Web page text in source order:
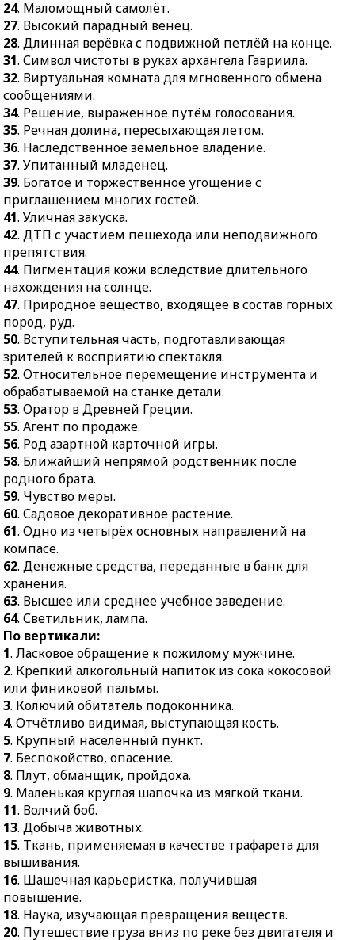
32.Виртуальная комната
для мгновенного обмена
сообщениями.
34.Решение,
выраженное путём
голосования.
35.Речная долина,
пересыхающая летом.
36.Наследственное
земельное владение.
37.Упитанный
младенец.
39.Богатое и
торжественное
угощение с
приглашением многих
гостей.
41.Уличная закуска.
42.ДТП с участием
пешехода или
неподвижного
препятствия.
44.Пигментация кожи
вследствие длительного
нахождения на солнце.
47.Природное
вещество, входящее в
состав горных пород,
руд.
50.Вступительная часть,
подготавливающая
зрителей к восприятию
спектакля.
52.Относительное
перемещение
инструмента и
обрабатываемой на
станке детали.
53.Оратор в Древней
Греции.
55.Агент по продаже.
56.Род азартной
карточной игры.
58.Ближайший
непрямой родственник
после родного брата.
59.Чувство меры.
60.Садовое
декоративное растение.
26.
вечнозелёное дерево.
27.Язва на кончике
языка.
29.Размер предмета,
обозначенный цифрой.
30.Земляк Левши,
32.Микросхема, основа
компьютера.
козёл.
38.Незаполненный
40.Мысленный образ
чём-нибудь.
41.Помощник рыбака и
пожарного.
43.
сеянец.
44.Начало
повествования или
приобретающие товары
у производителя в
46.Обувь с острыми
шипами для лазания на
столбы.
торговли на площади.
49.Хищное
семейства кошачьих.
51.Животное или
растение, полученное от
разных пород, сортов,
видов.
письма.
факультета.
24. Маломощный самолёт.
27. Высокий парадный венец.
28. Длинная верёвка с подвижной петлёй на конце.
31. Символ чистоты в руках архангела Гавриила.
32. Виртуальная комната для мгновенного обмена
сообщениями.
34. Решение, выраженное путём голосования.
35. Речная долина, пересыхающая летом.
36. Наследственное земельное владение.
37. Упитанный младенец.
39. Богатое и торжественное угощение с
приглашением многих гостей.
41. Уличная закуска.
42. ДТП с участием пешехода или неподвижного
препятствия.
44. Пигментация кожи вследствие длительного
нахождения на солнце.
47. Природное вещество, входящее в состав горных
пород, руд.
50. Вступительная часть, подготавливающая
зрителей к восприятию спектакля.
52. Относительное перемещение инструмента и
обрабатываемой на станке детали.
53. Оратор в Древней Греции.
55. Агент по продаже.
56. Род азартной карточной игры.
58. Ближайший непрямой родственник после
родного брата.
59. Чувство меры.
60. Садовое декоративное растение.
61. Одно из четырёх основных направлений на
компасе.
62. Денежные средства, переданные в банк для
хранения.
63. Высшее или среднее учебное заведение.
64. Светильник, лампа.
По вертикали:
1. Ласковое обращение к пожилому мужчине.
2. Крепкий алкогольный напиток из сока кокосовой
или финиковой пальмы.
3. Колючий обитатель подоконника.
4. Отчётливо видимая, выступающая кость.
5. Крупный населённый пункт.
7. Беспокойство, опасение.
8. Плут, обманщик, пройдоха.
9. Маленькая круглая шапочка из мягкой ткани.
11. Волчий боб.
13. Добыча животных.
15. Ткань, применяемая в качестве трафарета для
вышивания.
16. Шашечная карьеристка, получившая
повышение.
18. Наука, изучающая превращения веществ.
20. Путешествие груза вниз по реке без двигателя и